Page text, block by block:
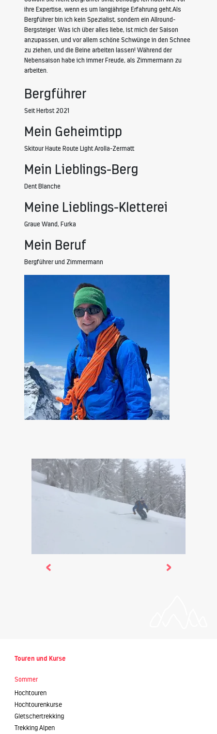
ihre Expertise, wenn es um langjährige Erfahrung geht.Als
Bergführer bin ich kein Spezialist, sondern ein Allround-
Bergsteiger. Was ich über alles liebe, ist mich der Saison
anzupassen, und vor allem schöne Schwünge in den Schnee
zu ziehen, und die Beine arbeiten lassen! Während der
Nebensaison habe ich immer Freude, als Zimmermann zu
arbeiten.
Bergführer
Seit Herbst 2021
Mein Geheimtipp
Skitour Haute Route Light Arolla-Zermatt
Mein Lieblings-Berg
Dent Blanche
Meine Lieblings-Kletterei
Graue Wand, Furka
Mein Beruf
Bergführer und Zimmermann
Touren und Kurse
Sommer
Hochtouren
Hochtourenkurse
Gletschertrekking
Trekking Alpen